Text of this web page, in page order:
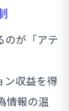
のが「アテ
ン収益を得
情報の温